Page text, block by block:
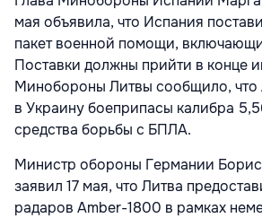
мая объявила, что Испания
пакет военной помощи,
Поставки должны прийти в конце
Минобороны Литвы сообщило, что
в Украину боеприпасы калибра
средства борьбы с БПЛА.
Министр обороны Германии
заявил 17 мая, что Литва
радаров Amber-1800 в рамках